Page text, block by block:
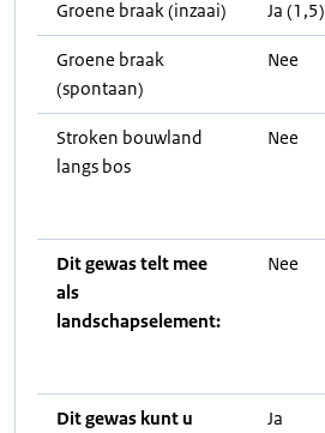
Groene braak (inzaai) Ja (1,5)
Groene braak
(spontaan)
Nee
Stroken bouwland
langs bos
Nee
Dit gewas telt mee
als
landschapselement:
Nee
Dit gewas kunt u
Ja